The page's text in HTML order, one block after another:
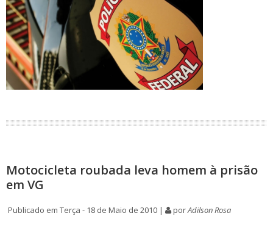
Motocicleta roubada leva homem à prisão
em VG
Publicado em Terça - 18 de Maio de 2010 | porAdilson Rosa